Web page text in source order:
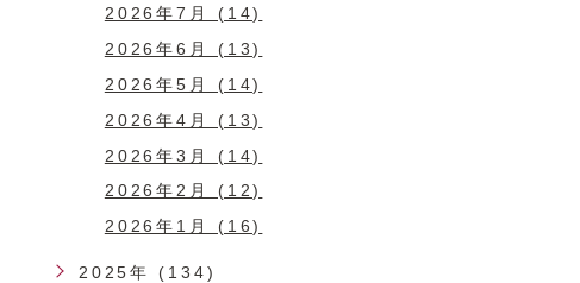
2026年7月 (14)
2026年6月 (13)
2026年5月 (14)
2026年4月 (13)
2026年3月 (14)
2026年2月 (12)
2026年1月 (16)
2025年 (134)